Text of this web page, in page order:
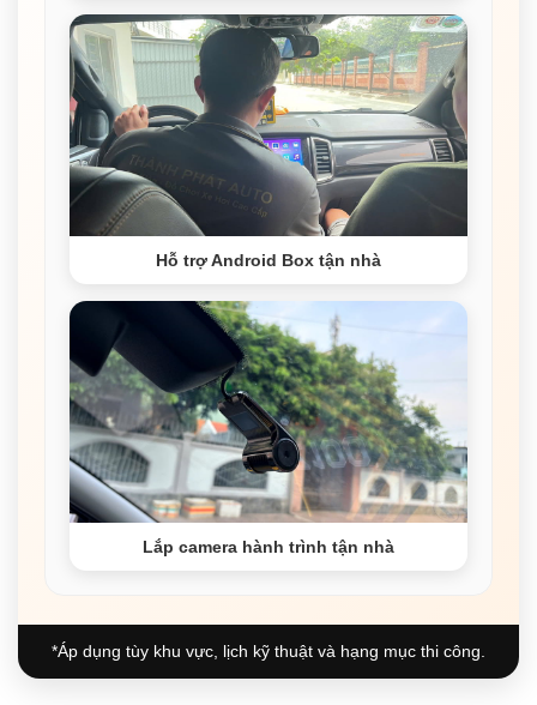
Hỗ trợ Android Box tận nhà
Lắp camera hành trình tận nhà
*Áp dụng tùy khu vực, lịch kỹ thuật và hạng mục thi công.